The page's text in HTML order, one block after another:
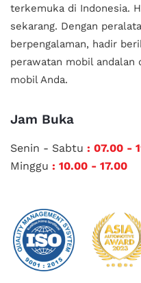
terkemuka di Indonesia.
sekarang. Dengan
berpengalaman, hadir
perawatan mobil andalan
mobil Anda.
Jam Buka
Senin - Sabtu : 07.00 -
Minggu : 10.00 - 17.00